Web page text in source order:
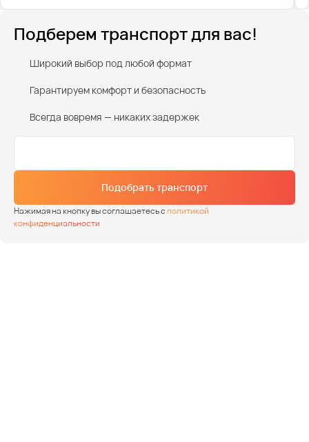
Подберем транспорт для вас!
Широкий выбор под любой формат
Гарантируем комфорт и безопасность
Всегда вовремя — никаких задержек
Подобрать транспорт
Нажимая на кнопку вы соглашаетесь сполитикой
конфиденциальности